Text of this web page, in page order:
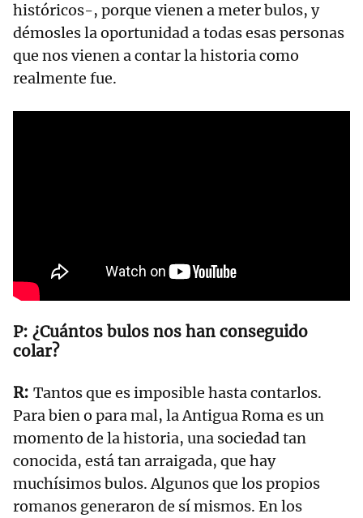
históricos-, porque vienen a meter bulos, y
démosles la oportunidad a todas esas personas
que nos vienen a contar la historia como
realmente fue.
¿Cuántos bulos nos han conseguido
colar?
Tantos que es imposible hasta contarlos.
Para bien o para mal, la Antigua Roma es un
momento de la historia, una sociedad tan
conocida, está tan arraigada, que hay
muchísimos bulos. Algunos que los propios
romanos generaron de sí mismos. En los